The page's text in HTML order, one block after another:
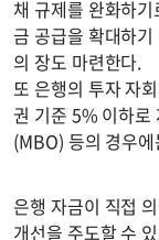
채 규제를 완화하
금 공급을 확대하
의 장도 마련한다.
또 은행의 투자 자
권 기준 5% 이하로
(MBO) 등의 경우
은행 자금이 직접
개선을 주도할 수